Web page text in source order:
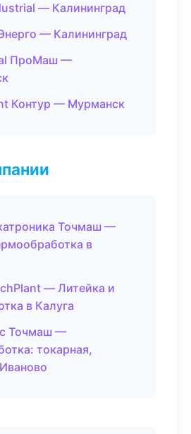
— Калининград
— Калининград
ПроМаш —
Контур — Мурманск
Точмаш —
в
— Литейка и
в Калуга
Точмаш —
токарная,